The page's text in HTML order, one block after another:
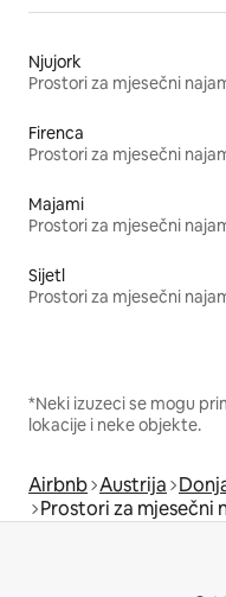
Njujork
Prostori za mjesečni
Firenca
Prostori za mjesečni
Majami
Prostori za mjesečni
Sijetl
Prostori za mjesečni
*Neki izuzeci se mogu
lokacije i neke objekte.
Airbnb Austrija
Prostori za mjesečni